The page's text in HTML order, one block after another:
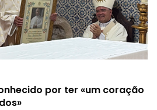
por ter «um coração